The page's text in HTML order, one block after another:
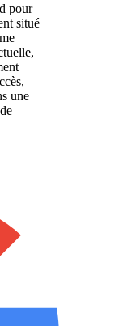
pour
situé
une